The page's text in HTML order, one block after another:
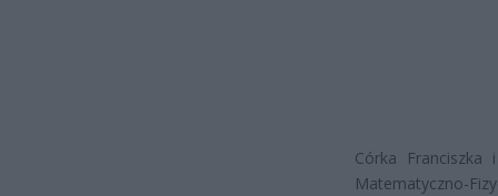
Córka Franciszka
Matematyczno-